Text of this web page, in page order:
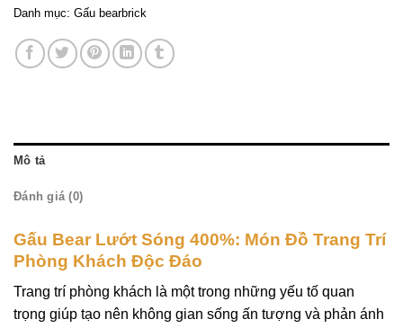
Danh mục: Gấu bearbrick
Mô tả
Đánh giá (0)
Gấu Bear Lướt Sóng 400%: Món Đồ Trang Trí
Phòng Khách Độc Đáo
Trang trí phòng khách là một trong những yếu tố quan
trọng giúp tạo nên không gian sống ấn tượng và phản ánh